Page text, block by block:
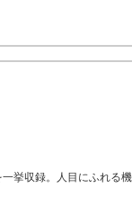
挙収録。人目にふれる